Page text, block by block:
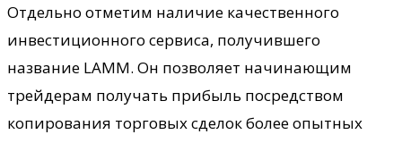
Отдельно отметим наличие качественного
инвестиционного сервиса, получившего
название LAMM. Он позволяет начинающим
трейдерам получать прибыль посредством
копирования торговых сделок более опытных